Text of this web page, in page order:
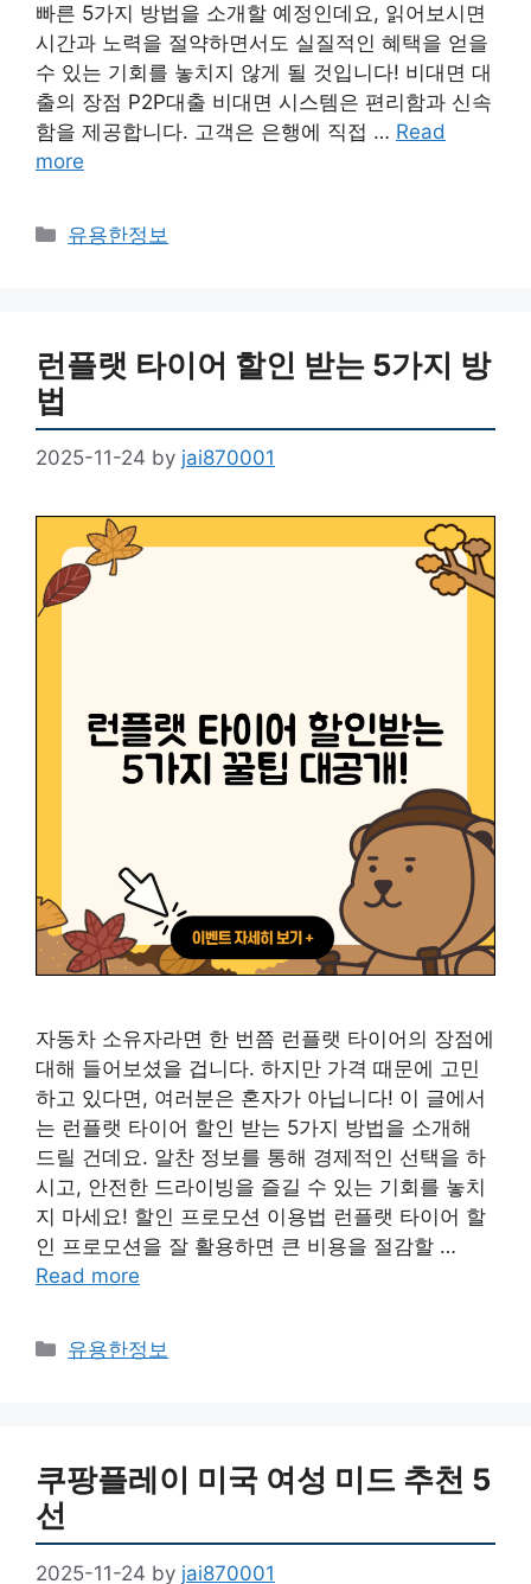
빠른 5가지 방법을 소개할 예정인데요, 읽어보시면
시간과 노력을 절약하면서도 실질적인 혜택을 얻을
수 있는 기회를 놓치지 않게 될 것입니다! 비대면 대
출의 장점 P2P대출 비대면 시스템은 편리함과 신속
함을 제공합니다. 고객은 은행에 직접 … Read
more
Categories
유용한정보
런플랫 타이어 할인 받는 5가지 방
법
2025-11-24 by jai870001
자동차 소유자라면 한 번쯤 런플랫 타이어의 장점에
대해 들어보셨을 겁니다. 하지만 가격 때문에 고민
하고 있다면, 여러분은 혼자가 아닙니다! 이 글에서
는 런플랫 타이어 할인 받는 5가지 방법을 소개해
드릴 건데요. 알찬 정보를 통해 경제적인 선택을 하
시고, 안전한 드라이빙을 즐길 수 있는 기회를 놓치
지 마세요! 할인 프로모션 이용법 런플랫 타이어 할
인 프로모션을 잘 활용하면 큰 비용을 절감할 …
Read more
Categories
유용한정보
쿠팡플레이 미국 여성 미드 추천 5
선
2025-11-24 by jai870001